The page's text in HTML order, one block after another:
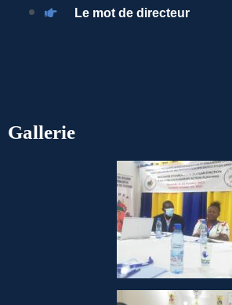
Le mot de directeur
Gallerie